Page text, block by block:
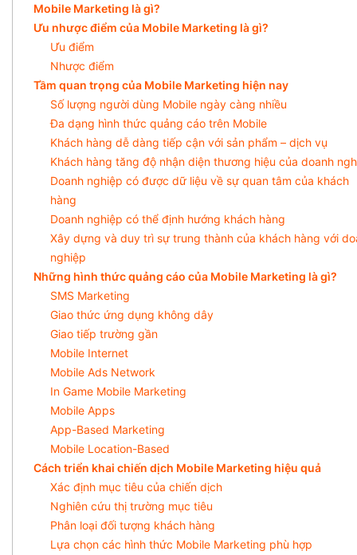
Mobile Marketing là gì?
Ưu nhược điểm của Mobile Marketing là gì?
Ưu điểm
Nhược điểm
Tầm quan trọng của Mobile Marketing hiện nay
Số lượng người dùng Mobile ngày càng nhiều
Đa dạng hình thức quảng cáo trên Mobile
Khách hàng dễ dàng tiếp cận với sản phẩm – dịch vụ
Khách hàng tăng độ nhận diện thương hiệu của doanh
Doanh nghiệp có được dữ liệu về sự quan tâm của khách
hàng
Doanh nghiệp có thể định hướng khách hàng
Xây dựng và duy trì sự trung thành của khách hàng với
nghiệp
Những hình thức quảng cáo của Mobile Marketing là gì?
SMS Marketing
Giao thức ứng dụng không dây
Giao tiếp trường gần
Mobile Internet
Mobile Ads Network
In Game Mobile Marketing
Mobile Apps
App-Based Marketing
Mobile Location-Based
Cách triển khai chiến dịch Mobile Marketing hiệu quả
Xác định mục tiêu của chiến dịch
Nghiên cứu thị trường mục tiêu
Phân loại đối tượng khách hàng
Lựa chọn các hình thức Mobile Marketing phù hợp